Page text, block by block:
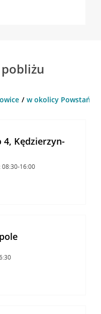
w okolicy
4, Kędzierzyn-
08:30-16:00